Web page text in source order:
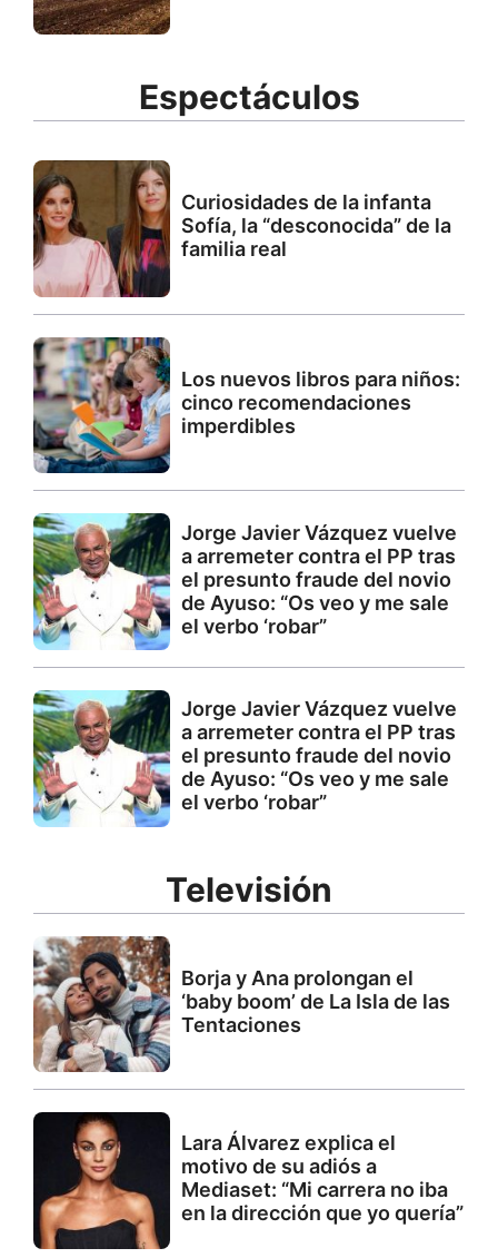
Espectáculos
Curiosidades de la infanta
Sofía, la “desconocida” de la
familia real
Los nuevos libros para niños:
cinco recomendaciones
imperdibles
Jorge Javier Vázquez vuelve
a arremeter contra el PP tras
el presunto fraude del novio
de Ayuso: “Os veo y me sale
el verbo ‘robar”
Jorge Javier Vázquez vuelve
a arremeter contra el PP tras
el presunto fraude del novio
de Ayuso: “Os veo y me sale
el verbo ‘robar”
Televisión
Borja y Ana prolongan el
‘baby boom’ de La Isla de las
Tentaciones
Lara Álvarez explica el
motivo de su adiós a
Mediaset: “Mi carrera no iba
en la dirección que yo quería”